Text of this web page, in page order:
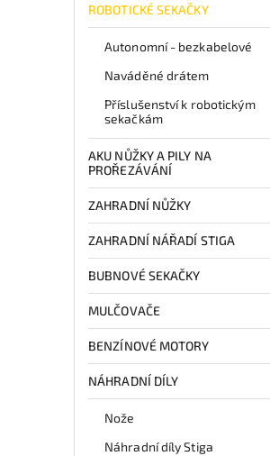
ROBOTICKÉ SEKAČKY
Autonomní - bezkabelové
Naváděné drátem
Příslušenství k robotickým
sekačkám
AKU NŮŽKY A PILY NA
PROŘEZÁVÁNÍ
ZAHRADNÍ NŮŽKY
ZAHRADNÍ NÁŘADÍ STIGA
BUBNOVÉ SEKAČKY
MULČOVAČE
BENZÍNOVÉ MOTORY
NÁHRADNÍ DÍLY
Nože
Náhradní díly Stiga